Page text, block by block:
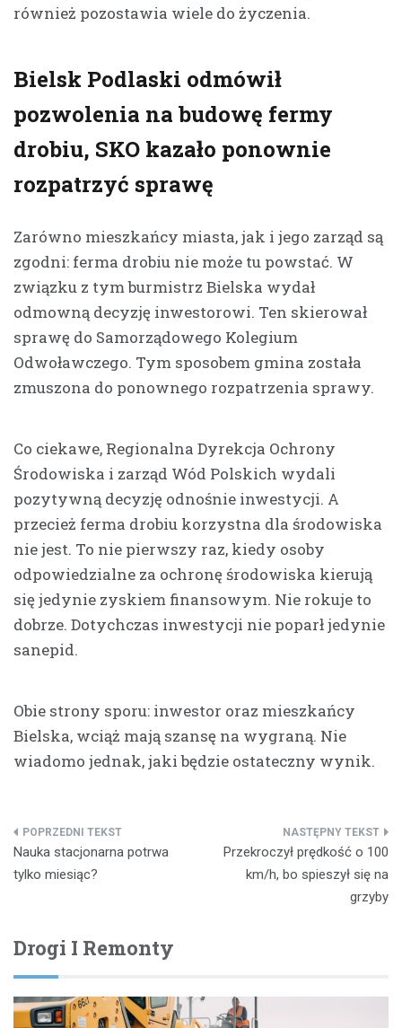
również pozostawia wiele do życzenia.
Bielsk Podlaski odmówił
pozwolenia na budowę fermy
drobiu, SKO kazało ponownie
rozpatrzyć sprawę
Zarówno mieszkańcy miasta, jak i jego zarząd są
zgodni: ferma drobiu nie może tu powstać. W
związku z tym burmistrz Bielska wydał
odmowną decyzję inwestorowi. Ten skierował
sprawę do Samorządowego Kolegium
Odwoławczego. Tym sposobem gmina została
zmuszona do ponownego rozpatrzenia sprawy.
Co ciekawe, Regionalna Dyrekcja Ochrony
Środowiska i zarząd Wód Polskich wydali
pozytywną decyzję odnośnie inwestycji. A
przecież ferma drobiu korzystna dla środowiska
nie jest. To nie pierwszy raz, kiedy osoby
odpowiedzialne za ochronę środowiska kierują
się jedynie zyskiem finansowym. Nie rokuje to
dobrze. Dotychczas inwestycji nie poparł jedynie
sanepid.
Obie strony sporu: inwestor oraz mieszkańcy
Bielska, wciąż mają szansę na wygraną. Nie
wiadomo jednak, jaki będzie ostateczny wynik.
Nawigacja
wpisu
Nauka stacjonarna potrwa
tylko miesiąc?
Przekroczył prędkość o 100
km/h, bo spieszył się na
grzyby
Drogi I Remonty